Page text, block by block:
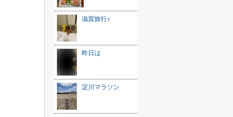
滋賀旅行♪
昨日は
淀川マラソン